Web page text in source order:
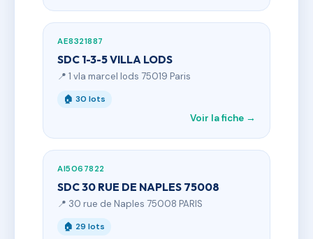
AE8321887
SDC 1-3-5 VILLA LODS
📍 1 vla marcel lods 75019 Paris
🏠 30 lots
Voir la fiche →
AI5067822
SDC 30 RUE DE NAPLES 75008
📍 30 rue de Naples 75008 PARIS
🏠 29 lots